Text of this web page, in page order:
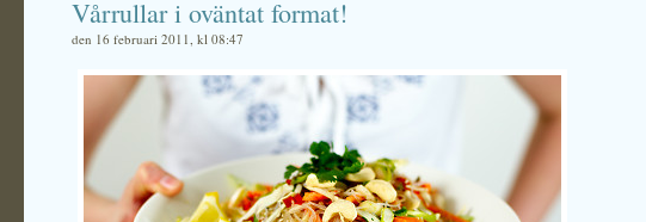
Vårrullar i oväntat format!
den 16 februari 2011, kl 08:47